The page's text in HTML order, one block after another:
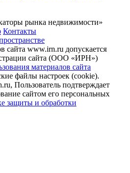
рынка недвижимости»
Контакты
сайта www.irn.ru допускается
сайта (ООО «ИРН»)
материалов сайта
файлы настроек (cookie).
Пользователь подтверждает
сайтом его персональных
защиты и обработки